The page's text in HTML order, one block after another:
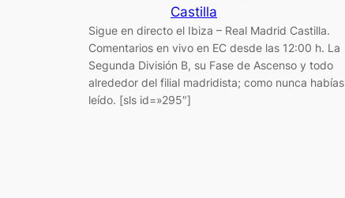
Castilla
Sigue en directo el Ibiza – Real Madrid Castilla.
Comentarios en vivo en EC desde las 12:00 h. La
Segunda División B, su Fase de Ascenso y todo
alrededor del filial madridista; como nunca habías
leído. [sls id=»295″]